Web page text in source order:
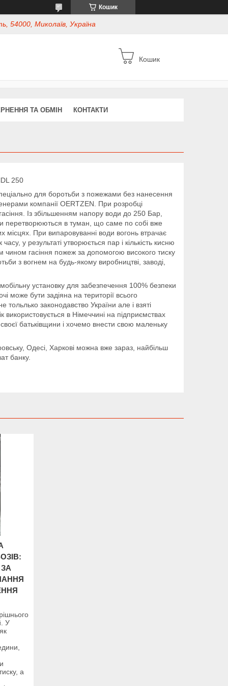
Кошик
54000, Миколаїв, Україна
Кошик
ТА ОБМІН КОНТАКТИ
250
для боротьби з пожежами без нанесення
компанії OERTZEN. При розробці
Із збільшенням напору води до 250 Бар,
перетворюються в туман, що саме по собі вже
місцях. При випаровуванні води вогонь втрачає
у результаті утворюється пар і кількість кисню
гасіння пожеж за допомогою високого тиску
з вогнем на будь-якому виробництві, заводі,
установку для забезпечення 100% безпеки
може бути задіяна на території всього
законодавство України але і взяті
в Німеччині на підприємствах
батьківщини і хочемо внести свою маленьку
Одесі, Харкові можна вже зараз, найбільш
банку.
У
а